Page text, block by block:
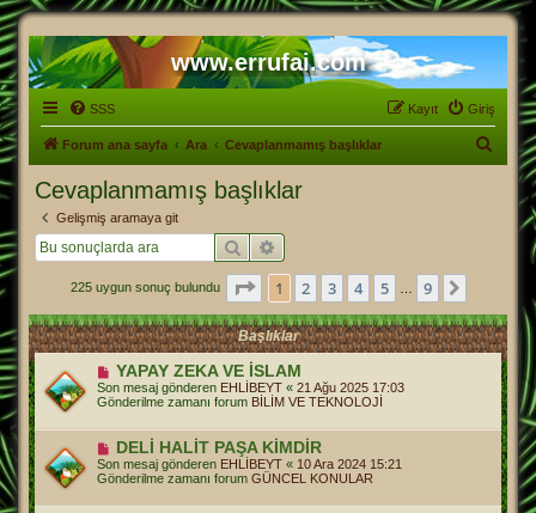
www.errufai.com
SSS Giriş
Kayıt
Forum ana sayfa Ara Cevaplanmamış başlıklar
Cevaplanmamış başlıklar
Gelişmiş aramaya git
Ara
225 uygun sonuç bulundu 1 . sayfa (Toplam 9 sayfa)
1 2 3 4 5 9
Başlıklar
Y
n
i
e
s
a
j
YAPAY ZEKA VE İSLAM
Son mesaj gönderen EHLİBEYT « 21 Ağu 2025 17:03
Gönderilme zamanı forum BİLİM VE TEKNOLOJİ
Y
e
n
i
DELİ HALİT PAŞA KİMDİR
Son mesaj gönderen EHLİBEYT « 10 Ara 2024 15:21
Gönderilme zamanı forum GÜNCEL KONULAR